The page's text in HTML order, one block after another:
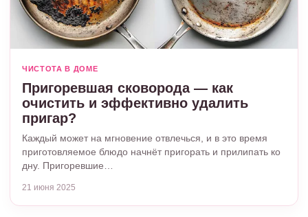
ЧИСТОТА В ДОМЕ
Пригоревшая сковорода — как
очистить и эффективно удалить
пригар?
Каждый может на мгновение отвлечься, и в это время
приготовляемое блюдо начнёт пригорать и прилипать ко
дну. Пригоревшие…
21 июня 2025